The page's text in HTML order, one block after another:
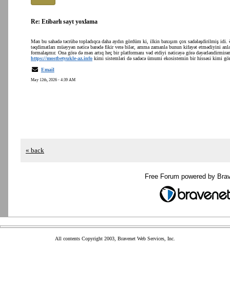
Re: Etibarlı sayt yoxlama
Mən bu sahədə təcrübə topladıqca daha aydın gördüm ki, ilkin baxışım çox sadələşdirilmiş
təqdimatları müəyyən nəticə barədə fikir verə bilər, amma zamanla bunun kifayət etmədiyini
formalaşmır. Ona görə də mən artıq heç bir platformanı vəd etdiyi nəticəyə görə
https://mostbetyukle-az.info kimi sistemləri də sadəcə ümumi ekosistemin bir hissəsi kimi
Email
May 12th, 2026 - 4:39 AM
« back
Free Forum powered by
All contents Copyright 2003, Bravenet Web Services, Inc.